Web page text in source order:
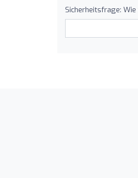
Sicherheitsfrage: